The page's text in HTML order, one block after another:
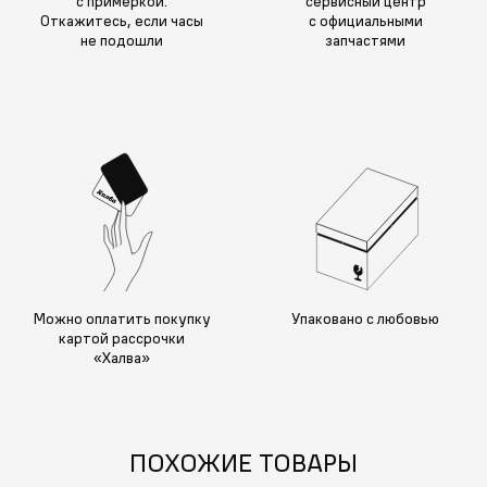
Откажитесь, если часы
не подошли
с официальными
запчастями
Можно оплатить покупку
картой рассрочки
«Халва»
Упаковано с любовью
ПОХОЖИЕ ТОВАРЫ